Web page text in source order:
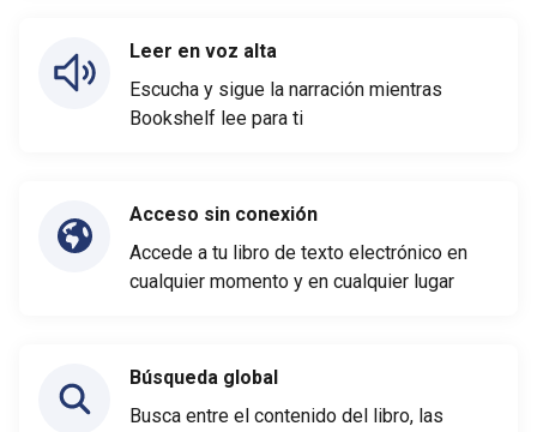
Leer en voz alta
Escucha y sigue la narración mientras
Bookshelf lee para ti
Acceso sin conexión
Accede a tu libro de texto electrónico en
cualquier momento y en cualquier lugar
Búsqueda global
Busca entre el contenido del libro, las